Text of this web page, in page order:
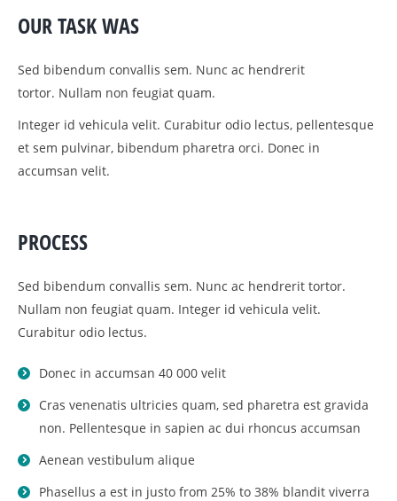
OUR TASK WAS
Sed bibendum convallis sem. Nunc ac hendrerit
tortor. Nullam non feugiat quam.
Integer id vehicula velit. Curabitur odio lectus, pellentesque
et sem pulvinar, bibendum pharetra orci. Donec in
accumsan velit.
PROCESS
Sed bibendum convallis sem. Nunc ac hendrerit tortor.
Nullam non feugiat quam. Integer id vehicula velit.
Curabitur odio lectus.
Donec in accumsan 40 000 velit
Cras venenatis ultricies quam, sed pharetra est gravida
non. Pellentesque in sapien ac dui rhoncus accumsan
Aenean vestibulum alique
Phasellus a est in justo from 25% to 38% blandit viverra